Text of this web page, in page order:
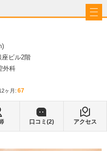
)
座ビル2階
外科
ヶ月: 67
口コミ(2) アクセス